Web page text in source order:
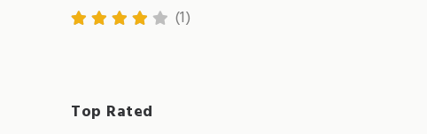
von 5
(1)
Top Rated